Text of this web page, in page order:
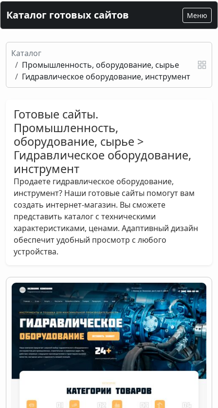
Каталог готовых сайтов Меню
Каталог
Промышленность, оборудование, сырье
Гидравлическое оборудование, инструмент
Готовые сайты.
Промышленность,
оборудование, сырье >
Гидравлическое оборудование,
инструмент
Продаете гидравлическое оборудование,
инструмент? Наши готовые сайты помогут вам
создать интернет-магазин. Вы сможете
представить каталог с техническими
характеристиками, ценами. Адаптивный дизайн
обеспечит удобный просмотр с любого
устройства.